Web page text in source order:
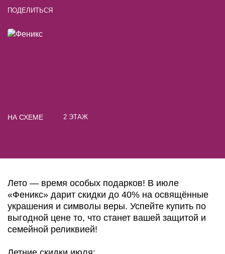
ПОДЕЛИТЬСЯ
НА СХЕМЕ 2 ЭТАЖ
Лето — время особых подарков! В июле
«Феникс» дарит скидки до 40% на освящённые
украшения и символы веры. Успейте купить по
выгодной цене то, что станет вашей защитой и
семейной реликвией!